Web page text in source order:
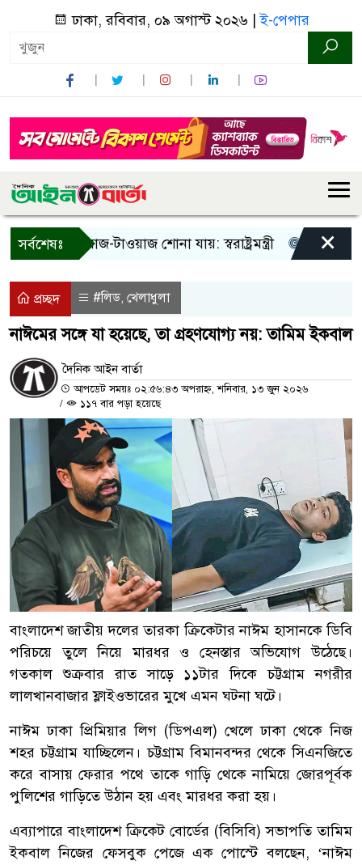
ঢাকা, রবিবার, ০৯ অগাস্ট ২০২৬ |ই-পেপার
সর্বশেষঃ
শুধু আওয়াজ-টাওয়াজ শোনা যায়: স্বরাষ্ট্রমন্ত্রী তিন দিনের
×
প্রচ্ছদ #লিড, খেলাধুলা
নাঈমের সঙ্গে যা হয়েছে, তা গ্রহণযোগ্য নয়: তামিম ইকবাল
দৈনিক আইন বার্তা
আপডেট সময়ঃ ০২:৫৬:৪৩ অপরাহ্ন, শনিবার, ১৩ জুন ২০২৬
/
১১৭ বার পড়া হয়েছে
বাংলাদেশ জাতীয় দলের তারকা ক্রিকেটার নাঈম হাসানকে ডিবি
পরিচয়ে তুলে নিয়ে মারধর ও হেনস্তার অভিযোগ উঠেছে।
গতকাল শুক্রবার রাত সাড়ে ১১টার দিকে চট্টগ্রাম নগরীর
লালখানবাজার ফ্লাইওভারের মুখে এমন ঘটনা ঘটে।
নাঈম ঢাকা প্রিমিয়ার লিগ (ডিপএল) খেলে ঢাকা থেকে নিজ
শহর চট্টগ্রাম যাচ্ছিলেন। চট্টগ্রাম বিমানবন্দর থেকে সিএনজিতে
করে বাসায় ফেরার পথে তাকে গাড়ি থেকে নামিয়ে জোরপূর্বক
পুলিশের গাড়িতে উঠান হয় এবং মারধর করা হয়।
এব্যাপারে বাংলাদেশ ক্রিকেট বোর্ডের (বিসিবি) সভাপতি তামিম
ইকবাল নিজের ফেসবুক পেজে এক পোস্টে বলছেন, ‘নাঈম